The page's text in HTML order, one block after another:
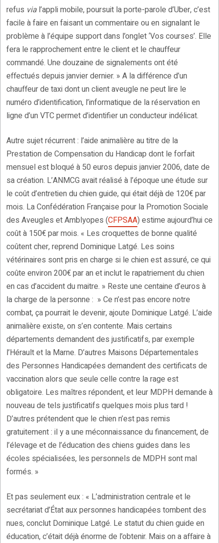
refus via l’appli mobile, poursuit la porte-parole d’Uber, c’est
facile à faire en faisant un commentaire ou en signalant le
problème à l’équipe support dans l’onglet ‘Vos courses’. Elle
fera le rapprochement entre le client et le chauffeur
commandé. Une douzaine de signalements ont été
effectués depuis janvier dernier. » A la différence d’un
chauffeur de taxi dont un client aveugle ne peut lire le
numéro d’identification, l’informatique de la réservation en
ligne d’un VTC permet d’identifier un conducteur indélicat.
Autre sujet récurrent : l’aide animalière au titre de la
Prestation de Compensation du Handicap dont le forfait
mensuel est bloqué à 50 euros depuis janvier 2006, date de
sa création. L’ANMCG avait réalisé à l’époque une étude sur
le coût d’entretien du chien guide, qui était déjà de 120€ par
mois. La Confédération Française pour la Promotion Sociale
des Aveugles et Amblyopes (CFPSAA) estime aujourd’hui ce
coût à 150€ par mois. « Les croquettes de bonne qualité
coûtent cher, reprend Dominique Latgé. Les soins
vétérinaires sont pris en charge si le chien est assuré, ce qui
coûte environ 200€ par an et inclut le rapatriement du chien
en cas d’accident du maitre. » Reste une centaine d’euros à
la charge de la personne : » Ce n’est pas encore notre
combat, ça pourrait le devenir, ajoute Dominique Latgé. L’aide
animalière existe, on s’en contente. Mais certains
départements demandent des justificatifs, par exemple
l’Hérault et la Marne. D’autres Maisons Départementales
des Personnes Handicapées demandent des certificats de
vaccination alors que seule celle contre la rage est
obligatoire. Les maîtres répondent, et leur MDPH demande à
nouveau de tels justificatifs quelques mois plus tard !
D’autres prétendent que le chien n’est pas remis
gratuitement : il y a une méconnaissance du financement, de
l’élevage et de l’éducation des chiens guides dans les
écoles spécialisées, les personnels de MDPH sont mal
formés. »
Et pas seulement eux : « L’administration centrale et le
secrétariat d’État aux personnes handicapées tombent des
nues, conclut Dominique Latgé. Le statut du chien guide en
éducation, c’était déjà énorme de l’obtenir. Mais on a affaire à